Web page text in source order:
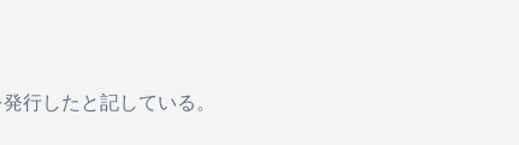
行したと記している。